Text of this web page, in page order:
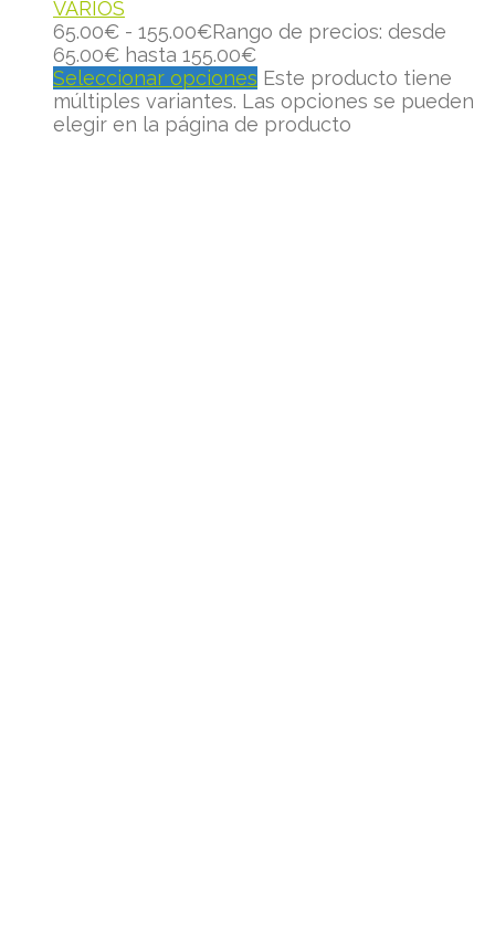
VARIOS
65.00€ - 155.00€Rango de precios: desde
65.00€ hasta 155.00€
Seleccionar opciones Este producto tiene
múltiples variantes. Las opciones se pueden
elegir en la página de producto